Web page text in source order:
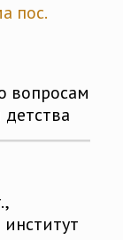
пос.
вопросам